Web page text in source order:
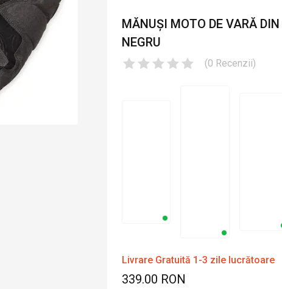
MĂNUȘI MOTO DE VARĂ
NEGRU
(0 Recenzii)
Livrare Gratuită 1-3 zile lucrătoare
339.00 RON